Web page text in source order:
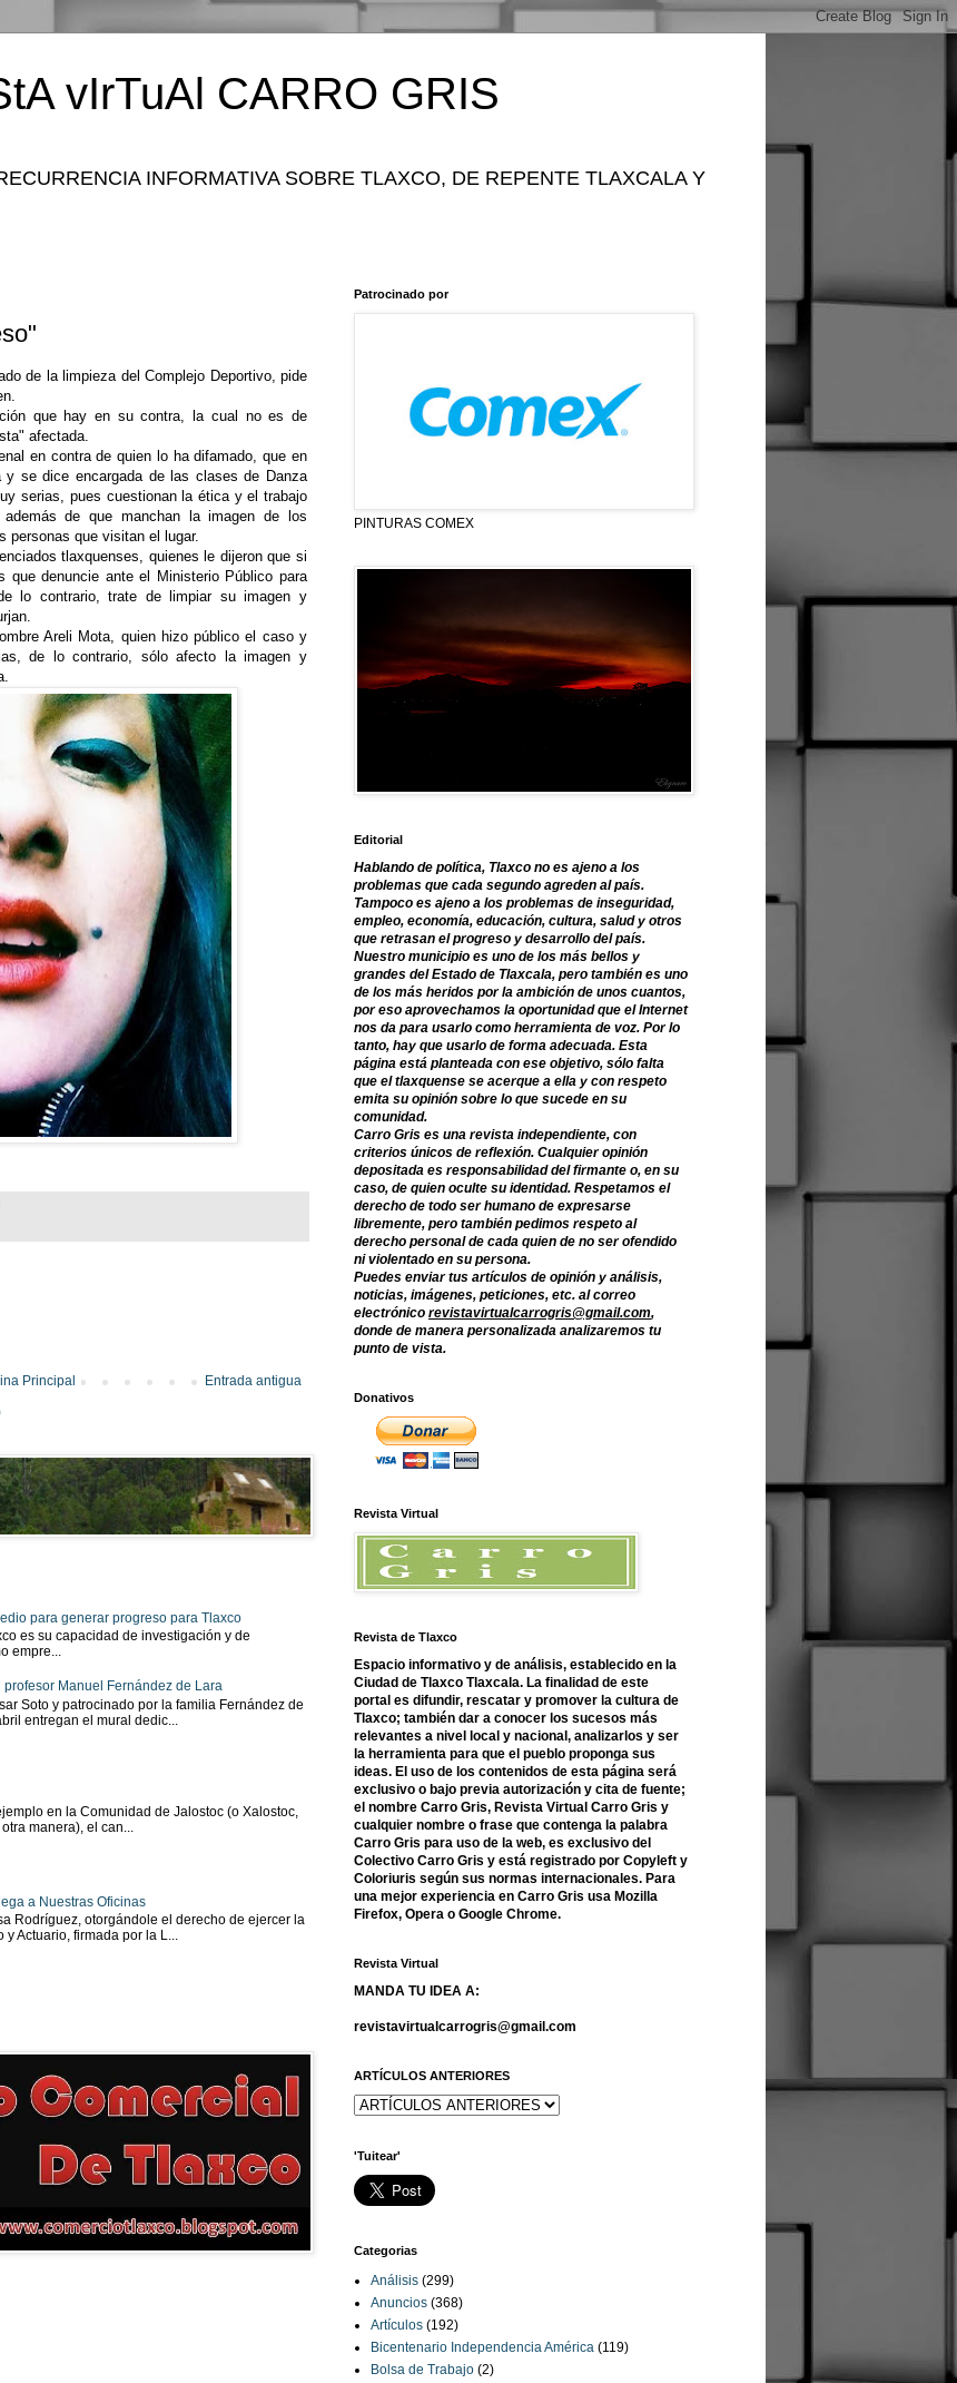
vIrTuAl CARRO GRIS
INFORMATIVA SOBRE TLAXCO, DE REPENTE TLAXCALA Y
de la limpieza del Complejo Deportivo, pide
que hay en su contra, la cual no es de
afectada.
en contra de quien lo ha difamado, que en
y se dice encargada de las clases de Danza
serias, pues cuestionan la ética y el trabajo
de que manchan la imagen de los
personas que visitan el lugar.
tlaxquenses, quienes le dijeron que si
denuncie ante el Ministerio Público para
lo contrario, trate de limpiar su imagen y
Areli Mota, quien hizo público el caso y
de lo contrario, sólo afecto la imagen y
Entrada antigua
Principal
para generar progreso para Tlaxco
es su capacidad de investigación y de
empre...
Manuel Fernández de Lara
Soto y patrocinado por la familia Fernández de
entregan el mural dedic...
en la Comunidad de Jalostoc (o Xalostoc,
manera), el can...
a Nuestras Oficinas
Rodríguez, otorgándole el derecho de ejercer la
y Actuario, firmada por la L...
Patrocinado por
PINTURAS COMEX
Editorial
Hablando de política, Tlaxco no es ajeno a los
problemas que cada segundo agreden al país.
Tampoco es ajeno a los problemas de inseguridad,
empleo, economía, educación, cultura, salud y otros
que retrasan el progreso y desarrollo del país.
Nuestro municipio es uno de los más bellos y
grandes del Estado de Tlaxcala, pero también es uno
de los más heridos por la ambición de unos cuantos,
por eso aprovechamos la oportunidad que el Internet
nos da para usarlo como herramienta de voz. Por lo
tanto, hay que usarlo de forma adecuada. Esta
página está planteada con ese objetivo, sólo falta
que el tlaxquense se acerque a ella y con respeto
emita su opinión sobre lo que sucede en su
comunidad.
Carro Gris es una revista independiente, con
criterios únicos de reflexión. Cualquier opinión
depositada es responsabilidad del firmante o, en su
caso, de quien oculte su identidad. Respetamos el
derecho de todo ser humano de expresarse
libremente, pero también pedimos respeto al
derecho personal de cada quien de no ser ofendido
ni violentado en su persona.
Puedes enviar tus artículos de opinión y análisis,
noticias, imágenes, peticiones, etc. al correo
electrónico revistavirtualcarrogris@gmail.com,
donde de manera personalizada analizaremos tu
punto de vista.
Donativos
Revista Virtual
Revista de Tlaxco
Espacio informativo y de análisis, establecido en la
Ciudad de Tlaxco Tlaxcala. La finalidad de este
portal es difundir, rescatar y promover la cultura de
Tlaxco; también dar a conocer los sucesos más
relevantes a nivel local y nacional, analizarlos y ser
la herramienta para que el pueblo proponga sus
ideas. El uso de los contenidos de esta página será
exclusivo o bajo previa autorización y cita de fuente;
el nombre Carro Gris, Revista Virtual Carro Gris y
cualquier nombre o frase que contenga la palabra
Carro Gris para uso de la web, es exclusivo del
Colectivo Carro Gris y está registrado por Copyleft y
Coloriuris según sus normas internacionales. Para
una mejor experiencia en Carro Gris usa Mozilla
Firefox, Opera o Google Chrome.
Revista Virtual
MANDA TU IDEA A:
revistavirtualcarrogris@gmail.com
ARTÍCULOS ANTERIORES
'Tuitear'
Categorias
Análisis (299)
Anuncios (368)
Artículos (192)
Bicentenario Independencia América (119)
Bolsa de Trabajo (2)